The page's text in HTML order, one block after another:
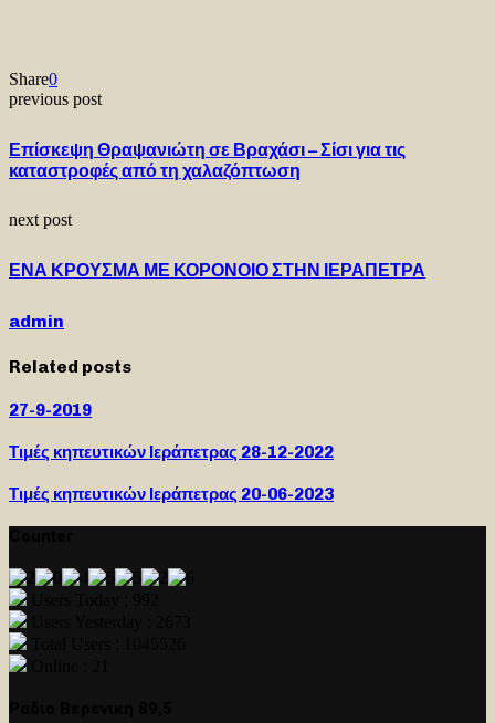
Share0
previous post
Επίσκεψη Θραψανιώτη σε Βραχάσι – Σίσι για τις
καταστροφές από τη χαλαζόπτωση
next post
ΕΝΑ ΚΡΟΥΣΜΑ ΜΕ ΚΟΡΟΝΟΙΟ ΣΤΗΝ ΙΕΡΑΠΕΤΡΑ
admin
Related posts
27-9-2019
Τιμές κηπευτικών Ιεράπετρας 28-12-2022
Τιμές κηπευτικών Ιεράπετρας 20-06-2023